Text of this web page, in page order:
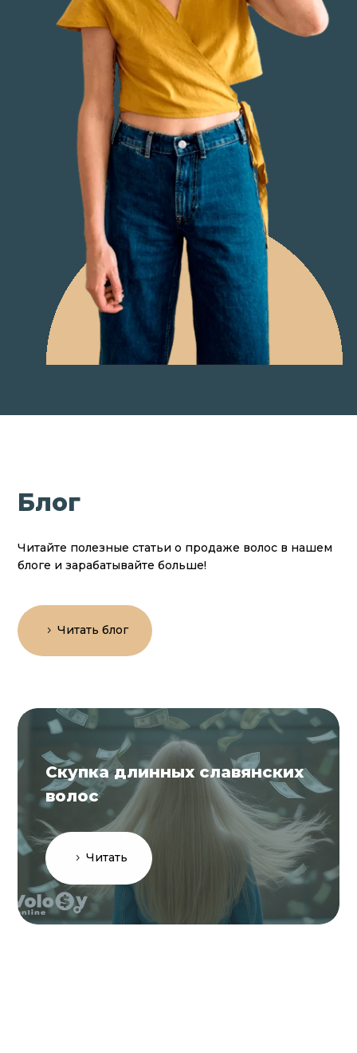
Блог
Читайте полезные статьи о продаже волос в нашем
блоге и зарабатывайте больше!
Читать блог
Скупка длинных славянских
волос
Читать